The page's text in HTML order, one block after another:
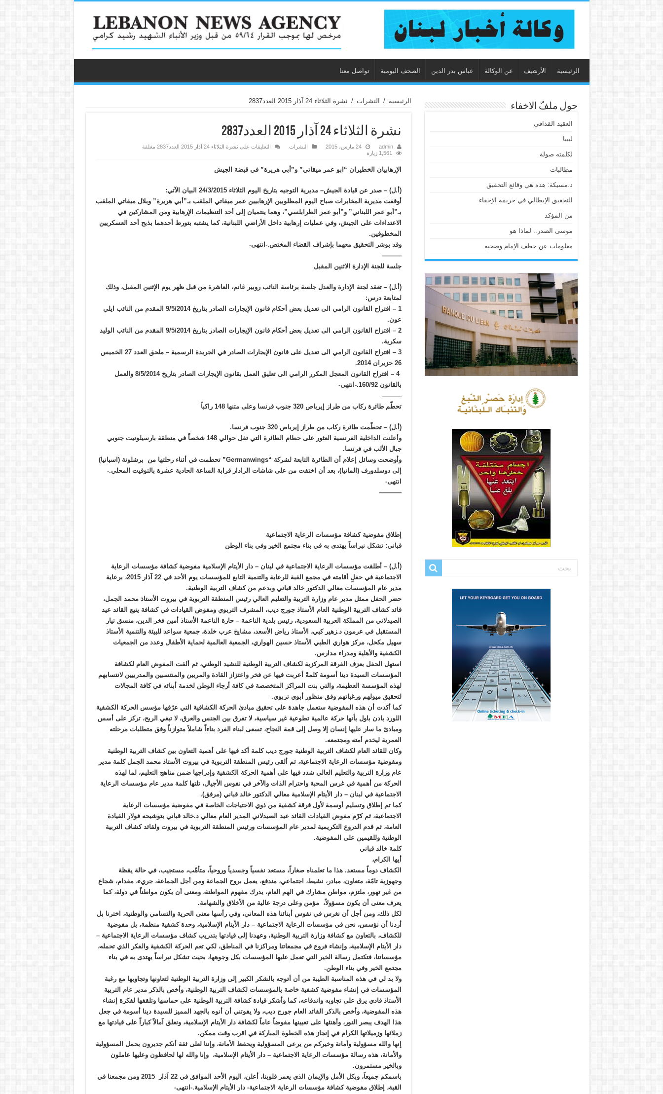
الرئيسية الأرشيف عن الوكالة عباس بدر الدين الصحف اليومية تواصل معنا
الرئيسية / النشرات / نشرة الثلاثاء 24 آذار 2015 العدد2837
نشرة الثلاثاء 24 آذار 2015 العدد2837
admin 24 مارس، 2015 النشرات التعليقات على نشرة الثلاثاء 24 آذار 2015 العدد2837 مغلقة
1,561 زيارة
الإرهابيان الخطيران “ابو عمر ميقاتي” و”أبي هريرة” في قبضة الجيش
(أ.ل) – صدر عن قيادة الجيش– مديرية التوجيه بتاريخ اليوم الثلاثاء 24/3/2015 البيان الآتي:
أوقفت مديرية المخابرات صباح اليوم المطلوبين الإرهابيين عمر ميقاتي الملقب بـ”أبي هريرة” وبلال ميقاتي الملقب
بـ”أبو عمر اللبناني” و”أبو عمر الطرابلسي”، وهما ينتميان إلى أحد التنظيمات الإرهابية ومن المشاركين في
الاعتداءات على الجيش، وفي عمليات إرهابية داخل الأراضي اللبنانية، كما يشتبه بتورط أحدهما بذبح أحد العسكريين
المخطوفين.
وقد بوشر التحقيق معهما بإشراف القضاء المختص.-انتهى-
———
جلسة للجنة الإدارة الاثنين المقبل
(أ.ل) – تعقد لجنة الإدارة والعدل جلسة برئاسة النائب روبير غانم، العاشرة من قبل ظهر يوم الإثنين المقبل، وذلك
لمتابعة درس:
1 – اقتراح القانون الرامي الى تعديل بعض أحكام قانون الإيجارات الصادر بتاريخ 9/5/2014 المقدم من النائب ايلي
عون.
2 – اقتراح القانون الرامي الى تعديل بعض أحكام قانون الإيجارات الصادر بتاريخ 9/5/2014 المقدم من النائب الوليد
سكرية.
3 – اقتراح القانون الرامي الى تعديل على قانون الإيجارات الصادر في الجريدة الرسمية – ملحق العدد 27 الخميس
26 حزيران 2014.
4 – اقتراح القانون المعجل المكرر الرامي الى تعليق العمل بقانون الإيجارات الصادر بتاريخ 8/5/2014 والعمل
بالقانون 160/92.-انتهى-
———
تحطّم طائرة ركاب من طراز إيرباص 320 جنوب فرنسا وعلى متنها 148 راكباً
(أ.ل) – تحطّمت طائرة ركاب من طراز إيرباص 320 جنوب فرنسا.
وأعلنت الداخلية الفرنسية العثور على حطام الطائرة التي تقل حوالي 148 شخصاً في منطقة بارسيلونيت جنوبي
جبال الألب في فرنسا.
وأوضحت وسائل إعلام أن الطائرة التابعة لشركة “Germanwings” تحطمت في أثناء رحلتها من برشلونة (اسبانيا)
إلى دوسلدورف (المانيا)، بعد أن اختفت من على شاشات الرادار قرابة الساعة الحادية عشرة بالتوقيت المحلي.-
انتهى-
———–
إطلاق مفوضية كشافة مؤسسات الرعاية الاجتماعية
قباني: تشكل نبراساً يهتدى به في بناء مجتمع الخير وفي بناء الوطن
(أ.ل) – أطلقت مؤسسات الرعاية الاجتماعية في لبنان – دار الأيتام الإسلامية مفوضية كشافة مؤسسات الرعاية
الاجتماعية في حفلٍ أقامته في مجمع القبة للرعاية والتنمية التابع للمؤسسات يوم الأحد في 22 آذار 2015، برعاية
مدير عام المؤسسات معالي الدكتور خالد قباني وبدعم من كشاف التربية الوطنية.
حضر الحفل ممثل مدير عام وزارة التربية والتعليم العالي رئيس المنطقة التربوية في بيروت الأستاذ محمد الجمل،
قائد كشاف التربية الوطنية العام الأستاذ جورج ديب، المشرف التربوي ومفوض القيادات في كشافة ينبع القائد عيد
الصيدلاني من المملكة العربية السعودية، رئيس بلدية الناعمة – حارة الناعمة الأستاذ أمين فخر الدين، منسق تيار
المستقبل في عرمون د.زهير كبي، الأستاذ رياض الأسعد، مشايخ عرب خلدة، جمعية سواعد للبيئة والتنمية الأستاذ
سهيل مكحل، مركز هواري الطبي الأستاذ حسين الهواري، الجمعية العالمية لحماية الأطفال وعدد من الجمعيات
الكشفية والأهلية ومدراء مدارس.
استهل الحفل بعزف الفرقة المركزية لكشاف التربية الوطنية للنشيد الوطني، ثم ألقت المفوض العام لكشافة
المؤسسات السيدة دينا أسومة كلمةً أعربت فيها عن فخر واعتزاز القادة والمربين والمنتسبين والمدربيين لانتسابهم
لهذه المؤسسة العظيمة، والتي بنت المراكز المتخصصة في كافة أرجاء الوطن لخدمة أبنائه في كافة المجالات
لتحقيق ميولهم ورغباتهم وفق منظور أبوي تربوي.
كما أكدت أن هذه المفوضية ستعمل جاهدة على تحقيق مبادئ الحركة الكشافية التي عرّفها مؤسس الحركة الكشفية
اللورد بادن باول بأنها حركة عالمية تطوعية غير سياسية، لا تفرق بين الجنس والعرق، لا تبغي الربح، تركز على أسس
ومبادئ ما سار عليها إنسان إلا وصل إلى قمة النجاح، تسعى لبناء الفرد بناءاً شاملاً متوازناً وفق متطلبات مرحلته
العمرية ليخدم أمته ومجتمعه.
وكان للقائد العام لكشاف التربية الوطنية جورج ديب كلمة أكد فيها على أهمية التعاون بين كشاف التربية الوطنية
ومفوضية مؤسسات الرعاية الاجتماعية، ثم ألقى رئيس المنطقة التربوية في بيروت الأستاذ محمد الجمل كلمة مدير
عام وزارة التربية والتعليم العالي شدد فيها على أهمية الحركة الكشفية وإدراجها ضمن مناهج التعليم، لما لهذه
الحركة من أهمية في غرس المحبة واحترام الذات والآخر في نفوس الأجيال، تلتها كلمة مدير عام مؤسسات الرعاية
الاجتماعية في لبنان – دار الأيتام الإسلامية معالي الدكتور خالد قباني (مرفق).
كما تم إطلاق وتسليم أوسمة لأول فرقة كشفية من ذوي الاحتياجات الخاصة في مفوضية مؤسسات الرعاية
الاجتماعية، ثم كرّم مفوض القيادات القائد عيد الصيدلاني المدير العام معالي د.خالد قباني بتوشيحه فولار القيادة
العامة، ثم قدم الدروع التكريمية لمدير عام المؤسسات ورئيس المنطقة التربوية في بيروت ولقائد كشاف التربية
الوطنية وللقيمين على المفوضية.
كلمة خالد قباني
أيها الكرام،
الكشاف دوماً مستعد. هذا ما تعلمناه صغاراً، مستعد نفسياً وجسدياً وروحياً، متأهّب، مستجيب، في حالة يقظة
وجهوزية تامّة، متعاون، مبادر، نشيط، اجتماعي، مندفع، يعمل بروح الجماعة ومن أجل الجماعة، جريء، مقدام، شجاع
من غير تهور، ملتزم، مواطن مشارك في الهم العام، يدرك مفهوم المواطنة، ومعنى أن يكون مواطناً في دولة، كما
يعرف معنى أن يكون مسؤولاً، مؤمن وعلى درجة عالية من الأخلاق والشهامة.
لكل ذلك، ومن أجل أن نغرس في نفوس أبنائنا هذه المعاني، وفي رأسها معنى الحرية والتسامي والوطنية، اخترنا بل
أردنا أن نؤسس، نحن في مؤسسات الرعاية الاجتماعية – دار الأيتام الإسلامية، وحدة كشفية منظمة، بل مفوضية
للكشاف، بالتعاون مع كشافة وزارة التربية الوطنية، وعهدنا إلى قيادتها بتدريب كشاف مؤسسات الرعاية الاجتماعية –
دار الأيتام الإسلامية، وإنشاء فروع في مجمعاتنا ومراكزنا في المناطق، لكي تعم الحركة الكشفية والفكر الذي تحمله،
مؤسساتنا، فتكتمل رسالة الخير التي تعمل عليها المؤسسات بكل وجوهها، بحيث تشكل نبراساً يهتدى به في بناء
مجتمع الخير وفي بناء الوطن.
ولا بد لي في هذه المناسبة الطيبة من أن أتوجه بالشكر الكبير إلى وزارة التربية الوطنية لتعاونها وتجاوبها مع رغبة
المؤسسات في إنشاء مفوضية كشفية خاصة بالمؤسسات لكشاف التربية الوطنية، وأخص بالذكر مدير عام التربية
الأستاذ فادي يرق على تجاوبه واندفاعه، كما وأشكر قيادة كشافة التربية الوطنية على حماسها وتلقفها لفكرة إنشاء
هذه المفوضية، وأخص بالذكر القائد العام جورج ديب، ولا يفوتني أن أنوه بالجهد المميز للسيدة دينا أسومة في جعل
هذا الهدف يبصر النور، وأهنئها على تعيينها مفوضاً عاماً لكشافة دار الأيتام الإسلامية، ونعلق آمالاً كباراً على قيادتها مع
زملائها وزميلاتها الكرام في إنجاز هذه الخطوة المباركة في اقرب وقت ممكن.
إنها والله مسؤولية وأمانة وخيركم من يرعى المسؤولية ويحفظ الأمانة، وإننا لعلى ثقة أنكم جديرون بحمل المسؤولية
والأمانة، هذه رسالة مؤسسات الرعاية الاجتماعية – دار الأيتام الإسلامية، وإنا والله لها لحافظون وعليها عاملون
وبالخير مستمرون.
باسمكم جميعاً، وبكل الأمل والإيمان الذي يعمر قلوبنا، أعلن، اليوم الأحد الموافق في 22 آذار 2015 ومن مجمعنا في
القبة، إطلاق مفوضية كشافة مؤسسات الرعاية الاجتماعية- دار الأيتام الإسلامية.-انتهى-
حول ملفّ الاخفاء
العقيد القذافي
ليبيا
لكلمته صولة
مطالبات
د.مسيكة: هذه هي وقائع التحقيق
التحقيق الإيطالي في جريمة الإخفاء
من المؤكد
موسى الصدر.. لماذا هو
معلومات عن خطف الإمام وصحبه